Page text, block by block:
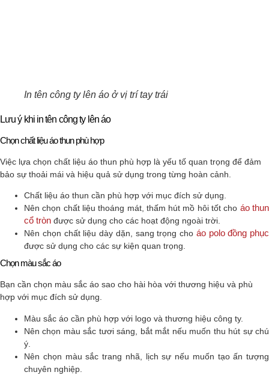
In tên công ty lên áo ở vị trí tay trái
Lưu ý khi in tên công ty lên áo
Chọn chất liệu áo thun phù hợp
Việc lựa chọn chất liệu áo thun phù hợp là yếu tố quan trọng để đảm
bảo sự thoải mái và hiệu quả sử dụng trong từng hoàn cảnh.
Chất liệu áo thun cần phù hợp với mục đích sử dụng.
Nên chọn chất liệu thoáng mát, thấm hút mồ hôi tốt cho áo thun
cổ tròn được sử dụng cho các hoạt động ngoài trời.
Nên chọn chất liệu dày dặn, sang trọng cho áo polo đồng phục
được sử dụng cho các sự kiện quan trọng.
Chọn màu sắc áo
Bạn cần chọn màu sắc áo sao cho hài hòa với thương hiệu và phù
hợp với mục đích sử dụng.
Màu sắc áo cần phù hợp với logo và thương hiệu công ty.
Nên chọn màu sắc tươi sáng, bắt mắt nếu muốn thu hút sự chú
ý.
Nên chọn màu sắc trang nhã, lịch sự nếu muốn tạo ấn tượng
chuyên nghiệp.